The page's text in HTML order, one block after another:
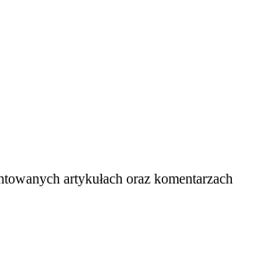
artykułach oraz komentarzach